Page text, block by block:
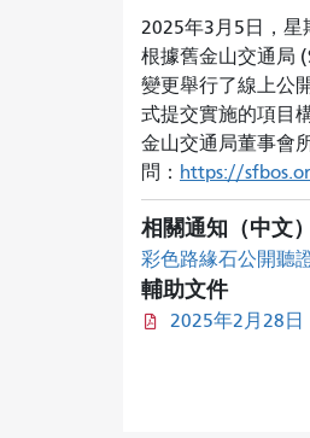
2025年3月5日，星
根據舊金山交通局
變更舉行了線上公
式提交實施的項目
金山交通局董事會
問： https://
相關通知（中文）
彩色路緣石公開聽
輔助文件
2025年2月28日